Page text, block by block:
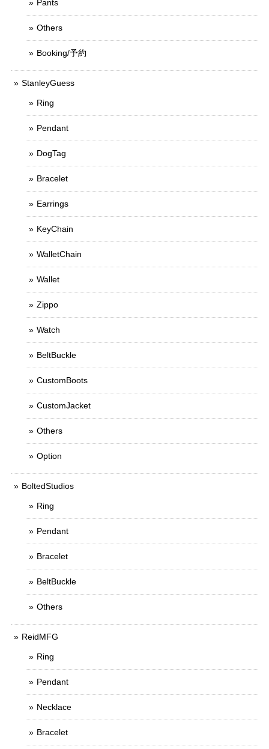
Pants
Others
Booking/予約
StanleyGuess
Ring
Pendant
DogTag
Bracelet
Earrings
KeyChain
WalletChain
Wallet
Zippo
Watch
BeltBuckle
CustomBoots
CustomJacket
Others
Option
BoltedStudios
Ring
Pendant
Bracelet
BeltBuckle
Others
ReidMFG
Ring
Pendant
Necklace
Bracelet